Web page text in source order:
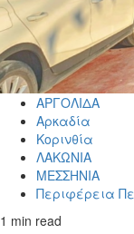
ΑΡΓΟΛΙΔΑ
Αρκαδία
Κορινθία
ΛΑΚΩΝΙΑ
ΜΕΣΣΗΝΙΑ
Περιφέρεια
1 min read